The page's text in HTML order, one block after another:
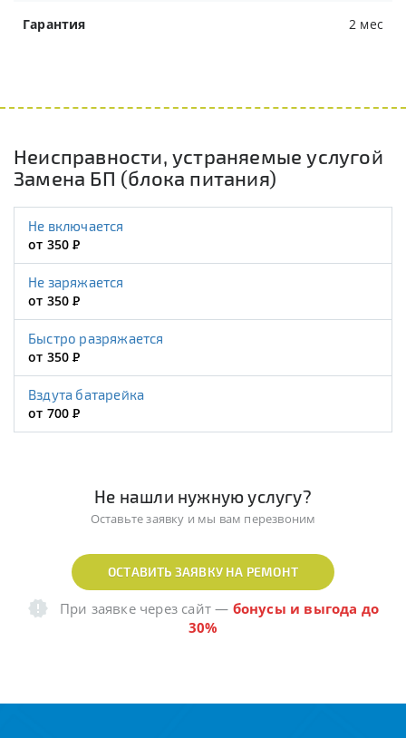
Гарантия 2 мес
Неисправности, устраняемые услугой
Замена БП (блока питания)
Не включается
от 350Р
Не заряжается
от 350Р
Быстро разряжается
от 350Р
Вздута батарейка
от 700Р
Не нашли нужную услугу?
Оставьте заявку и мы вам перезвоним
ОСТАВИТЬ ЗАЯВКУ НА РЕМОНТ
При заявке через сайт— бонусы и выгода до
30%